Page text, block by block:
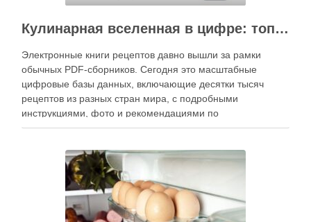
Кулинарная вселенная в цифре: топ-3 самых больших электронных книг рецептов
Электронные книги рецептов давно вышли за рамки
обычных PDF-сборников. Сегодня это масштабные
цифровые базы данных, включающие десятки тысяч
рецептов из разных стран мира, с подробными
инструкциями, фото и рекомендациями по
приготовлению. В отличие от печатных изданий,
контент, расширять коллекции блюд и добавлять новые
функции. Ниже …